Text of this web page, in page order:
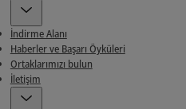
İndirme Alanı
Haberler ve Başarı Öyküleri
Ortaklarımızı bulun
İletişim